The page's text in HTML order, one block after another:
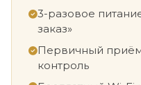
3-разовое
заказ»
Первичный
контроль